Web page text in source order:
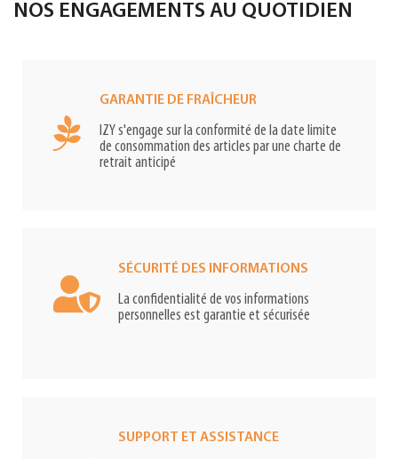
NOS ENGAGEMENTS AU QUOTIDIEN
GARANTIE DE FRAÎCHEUR
IZY s'engage sur la conformité de la date limite
de consommation des articles par une charte de
retrait anticipé
SÉCURITÉ DES INFORMATIONS
La confidentialité de vos informations
personnelles est garantie et sécurisée
SUPPORT ET ASSISTANCE